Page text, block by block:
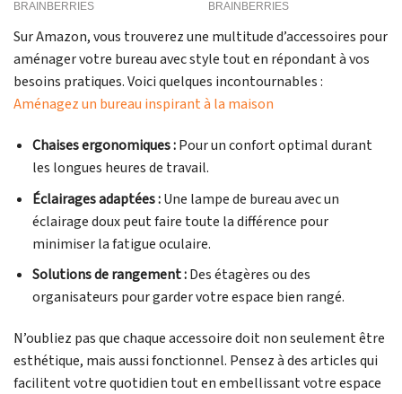
Sur Amazon, vous trouverez une multitude d’accessoires pour
aménager votre bureau avec style tout en répondant à vos
besoins pratiques. Voici quelques incontournables :
Aménagez un bureau inspirant à la maison
Chaises ergonomiques :Pour un confort optimal durant
les longues heures de travail.
Éclairages adaptées :Une lampe de bureau avec un
éclairage doux peut faire toute la différence pour
minimiser la fatigue oculaire.
Solutions de rangement :Des étagères ou des
organisateurs pour garder votre espace bien rangé.
N’oubliez pas que chaque accessoire doit non seulement être
esthétique, mais aussi fonctionnel. Pensez à des articles qui
facilitent votre quotidien tout en embellissant votre espace